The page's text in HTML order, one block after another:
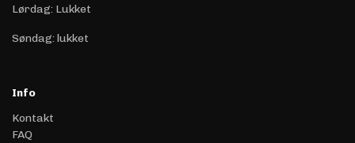
Lørdag: Lukket
Søndag: lukket
Info
Kontakt
FAQ